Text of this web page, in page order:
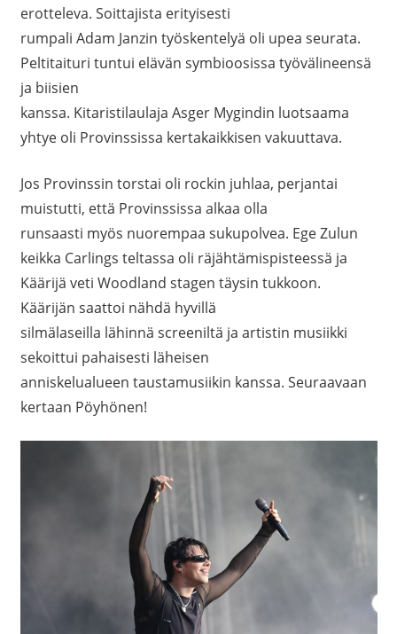
erotteleva. Soittajista erityisesti
rumpali Adam Janzin työskentelyä oli upea seurata.
Peltitaituri tuntui elävän symbioosissa työvälineensä
ja biisien
kanssa. Kitaristilaulaja Asger Mygindin luotsaama
yhtye oli Provinssissa kertakaikkisen vakuuttava.
Jos Provinssin torstai oli rockin juhlaa, perjantai
muistutti, että Provinssissa alkaa olla
runsaasti myös nuorempaa sukupolvea. Ege Zulun
keikka Carlings teltassa oli räjähtämispisteessä ja
Käärijä veti Woodland stagen täysin tukkoon.
Käärijän saattoi nähdä hyvillä
silmälaseilla lähinnä screeniltä ja artistin musiikki
sekoittui pahaisesti läheisen
anniskelualueen taustamusiikin kanssa. Seuraavaan
kertaan Pöyhönen!